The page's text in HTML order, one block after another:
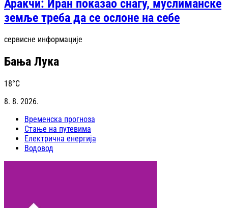
Аракчи: Иран показао снагу, муслиманске
земље треба да се ослоне на себе
сервисне информације
Бања Лука
18°C
8. 8. 2026.
Временска прогноза
Стање на путевима
Електрична енергија
Водовод